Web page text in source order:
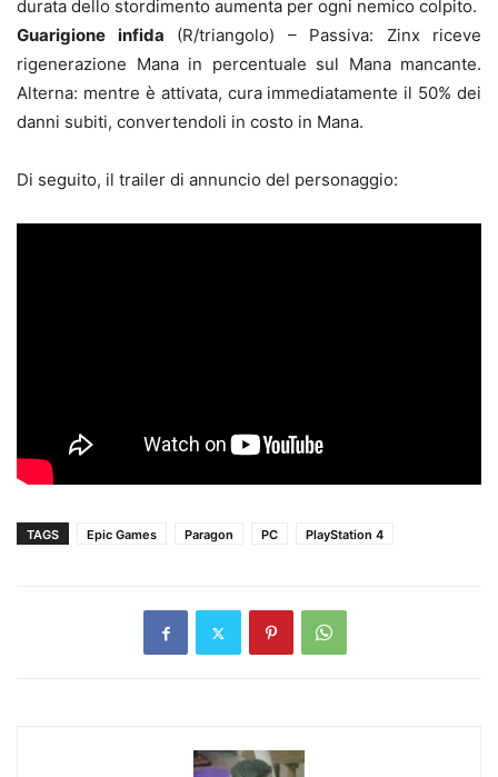
durata dello stordimento aumenta per ogni nemico colpito.
Guarigione infida (R/triangolo) – Passiva: Zinx riceve
rigenerazione Mana in percentuale sul Mana mancante.
Alterna: mentre è attivata, cura immediatamente il 50% dei
danni subiti, convertendoli in costo in Mana.
Di seguito, il trailer di annuncio del personaggio:
TAGS Epic Games Paragon PC PlayStation 4